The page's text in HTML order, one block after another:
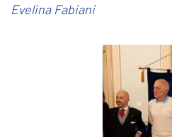
Evelina Fabiani